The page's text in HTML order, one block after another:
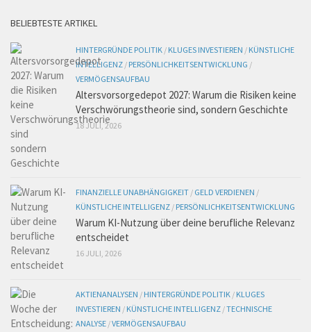
BELIEBTESTE ARTIKEL
HINTERGRÜNDE POLITIK / KLUGES INVESTIEREN / KÜNSTLICHE
INTELLIGENZ / PERSÖNLICHKEITSENTWICKLUNG /
VERMÖGENSAUFBAU
Altersvorsorgedepot 2027: Warum die Risiken keine
Verschwörungstheorie sind, sondern Geschichte
18 JULI, 2026
FINANZIELLE UNABHÄNGIGKEIT / GELD VERDIENEN /
KÜNSTLICHE INTELLIGENZ / PERSÖNLICHKEITSENTWICKLUNG
Warum KI-Nutzung über deine berufliche Relevanz
entscheidet
16 JULI, 2026
AKTIENANALYSEN / HINTERGRÜNDE POLITIK / KLUGES
INVESTIEREN / KÜNSTLICHE INTELLIGENZ /TECHNISCHE
ANALYSE /VERMÖGENSAUFBAU